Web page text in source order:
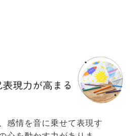
感情を音に乗せて表現す